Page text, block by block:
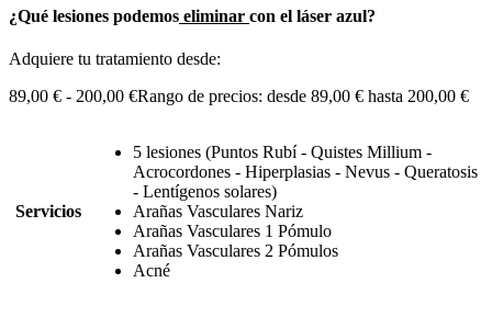
¿Qué lesiones podemos eliminar con el láser azul?
Adquiere tu tratamiento desde:
89,00 € - 200,00 €Rango de precios: desde 89,00 € hasta 200,00 €
Servicios
5 lesiones (Puntos Rubí - Quistes Millium -
Acrocordones - Hiperplasias - Nevus - Queratosis
- Lentígenos solares)
Arañas Vasculares Nariz
Arañas Vasculares 1 Pómulo
Arañas Vasculares 2 Pómulos
Acné